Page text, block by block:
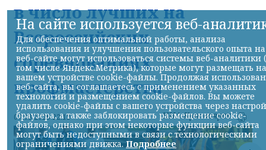
в число лучших на
Всероссийских
соревнованиях
профмастерства
07.08.2026 22:13 НИА-Красноярск
На сайте используется веб-
Для обеспечения оптимальной работы, анализа
использования и улучшения пользовательского опыта на
веб-сайте могут использоваться системы веб-аналитики
том числе Яндекс.Метрика), которые могут размещать на
вашем устройстве cookie-файлы. Продолжая
веб-сайта, вы соглашаетесь с применением указанных
технологий и размещением cookie-файлов. Вы можете
удалить cookie-файлы с вашего устройства через
браузера, а также заблокировать размещение cookie-
файлов, однако при этом некоторые функции веб-сайта
могут быть недоступными в связи с технологическими
ограничениями движка. Подробнее